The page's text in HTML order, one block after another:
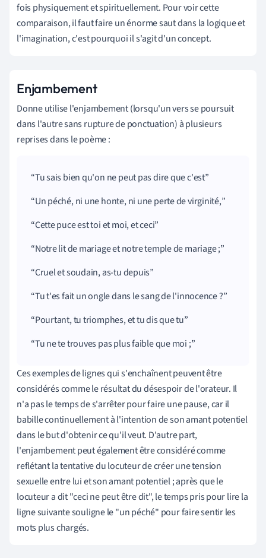
fois physiquement et spirituellement. Pour voir cette
comparaison, il faut faire un énorme saut dans la logique et
l'imagination, c'est pourquoi il s'agit d'un concept.
Enjambement
Donne utilise l'enjambement (lorsqu'un vers se poursuit
dans l'autre sans rupture de ponctuation) à plusieurs
reprises dans le poème :
Tu sais bien qu'on ne peut pas dire que c'est
Un péché, ni une honte, ni une perte de virginité,
Cette puce est toi et moi, et ceci
Notre lit de mariage et notre temple de mariage ;
Cruel et soudain, as-tu depuis
Tu t'es fait un ongle dans le sang de l'innocence ?
Pourtant, tu triomphes, et tu dis que tu
Tu ne te trouves pas plus faible que moi ;
Ces exemples de lignes qui s'enchaînent peuvent être
considérés comme le résultat du désespoir de l'orateur. Il
n'a pas le temps de s'arrêter pour faire une pause, car il
babille continuellement à l'intention de son amant potentiel
dans le but d'obtenir ce qu'il veut. D'autre part,
l'enjambement peut également être considéré comme
reflétant la tentative du locuteur de créer une tension
sexuelle entre lui et son amant potentiel ; après que le
locuteur a dit "ceci ne peut être dit", le temps pris pour lire la
ligne suivante souligne le "un péché" pour faire sentir les
mots plus chargés.